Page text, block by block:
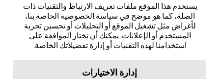
يستخدم هذا الموقع ملفات تعريف الارتباط والتقنيات ذات
الصلة، كما هو موضح في سياسة الخصوصية الخاصة بنا،
لأغراض مثل تشغيل الموقع أو التحليلات أو تحسين تجربة
المستخدم أو الإعلانات. يمكنك أن تختار الموافقة على
استخدامنا لهذه التقنيات أو إدارة تفضيلاتك الخاصة.
إدارة الاختيارات